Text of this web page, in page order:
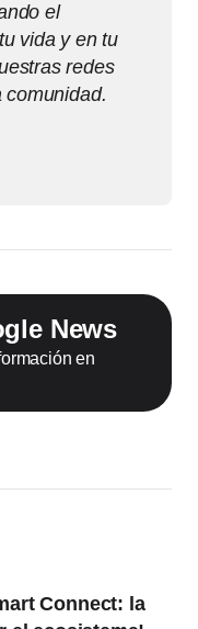
el
vida y en tu
redes
comunidad.
News
en
Connect: la